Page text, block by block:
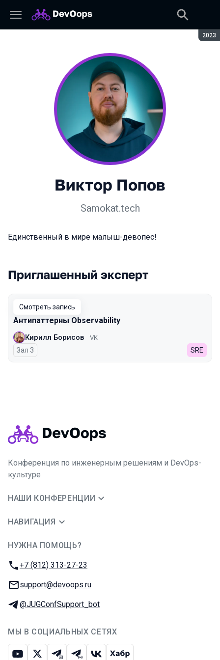
2023
Виктор Попов
Samokat.tech
Единственный в мире малыш-девопёс!
Выступления в сезоне 2023
Приглашенный эксперт
Смотреть запись
Антипаттерны Observability
Кирилл Борисов VK
Зал 3 SRE
Конференция по инженерным решениям и DevOps-
культуре
НАШИ КОНФЕРЕНЦИИ
НАВИГАЦИЯ
НУЖНА ПОМОЩЬ?
Телефон:
+7 (812) 313-27-23
E-mail:
support@devoops.ru
Телеграм:
@JUGConfSupport_bot
МЫ В СОЦИАЛЬНЫХ СЕТЯХ